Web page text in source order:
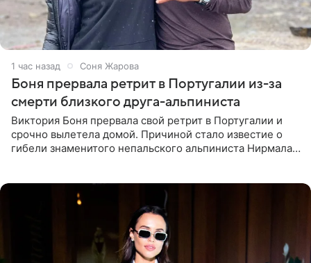
1 час назад Соня Жарова
Боня прервала ретрит в Португалии из-за
смерти близкого друга-альпиниста
Виктория Боня прервала свой ретрит в Португалии и
срочно вылетела домой. Причиной стало известие о
гибели знаменитого непальского альпиниста Нирмала